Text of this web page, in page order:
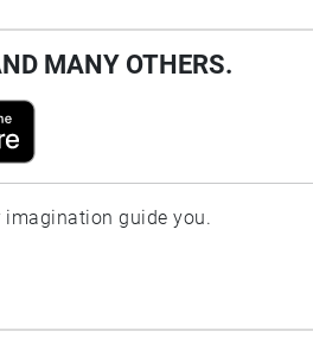
MANY OTHERS.
imagination guide you.